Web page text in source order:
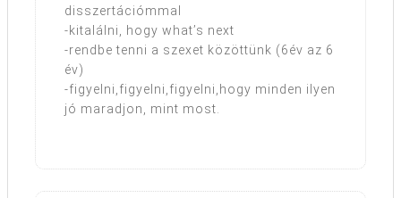
disszertációmmal
-kitalálni, hogy what’s next
-rendbe tenni a szexet közöttünk (6év az 6
év)
-figyelni,figyelni,figyelni,hogy minden ilyen
jó maradjon, mint most.